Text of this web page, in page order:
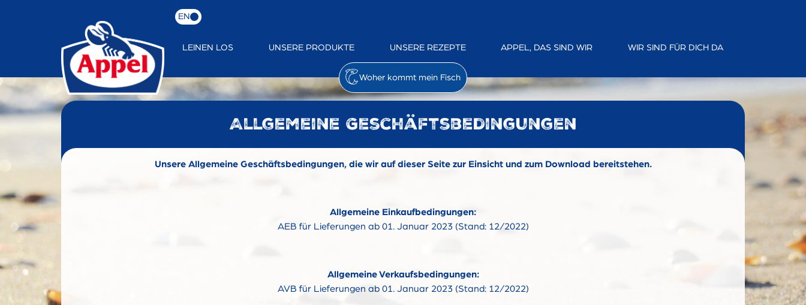
EN
LEINEN LOS UNSERE PRODUKTE UNSERE REZEPTE APPEL, DAS SIND WIR WIR SIND FÜR DICH DA
Woher kommt mein Fisch
Allgemeine Geschäftsbedingungen
Unsere Allgemeine Geschäftsbedingungen, die wir auf dieser Seite zur Einsicht und zum Download bereitstehen.
Allgemeine Einkaufbedingungen:
AEB für Lieferungen ab 01. Januar 2023 (Stand: 12/2022)
Allgemeine Verkaufsbedingungen:
AVB für Lieferungen ab 01. Januar 2023 (Stand: 12/2022)